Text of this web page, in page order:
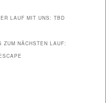
LAUF MIT UNS: TBD
ZUM NÄCHSTEN LAUF: